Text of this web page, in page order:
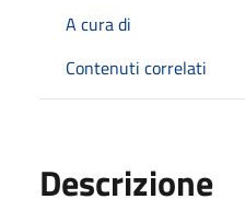
A cura di
Contenuti correlati
Descrizione